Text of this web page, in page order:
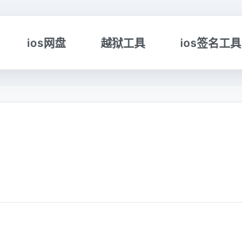
ios网盘 越狱工具 ios签名工具